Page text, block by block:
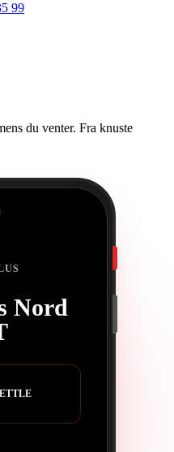
99
du venter. Fra knuste
Nord